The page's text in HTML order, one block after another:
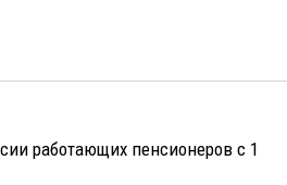
работающих пенсионеров с 1